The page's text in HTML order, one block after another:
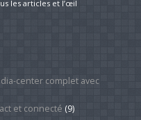
les articles et l’œil
center complet avec
et connecté (9)